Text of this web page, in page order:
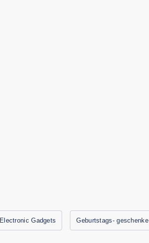
Electronic Gadgets Geburtstags- geschenke